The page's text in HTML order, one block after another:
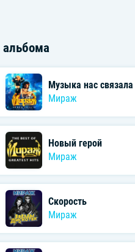
альбома
Музыка нас связала
Мираж
Новый герой
Мираж
Скорость
Мираж